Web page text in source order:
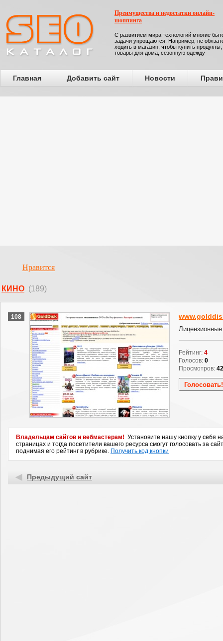
Преимущества и недостатки онлайн-
шоппинга
С развитием мира технологий многие
задачи упрощаются. Например, не
ходить в магазин, чтобы купить продукты,
товары для дома, сезонную одежду
Главная Добавить сайт Новости
Нравится
КИНО (189)
108
Рейтинг: 4
Голосов: 0
Просмотров:
Владельцам сайтов и вебмастерам! Установите нашу кнопку у себя
страницах и тогда посетители вашего ресурса смогут голосовать за
поднимая его рейтинг в рубрике. Получить код кнопки
Предыдущий сайт